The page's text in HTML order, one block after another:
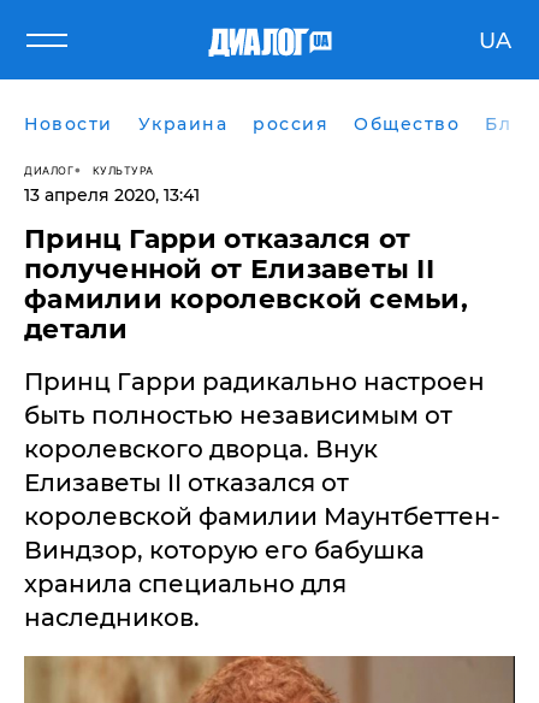
UA
Новости Украина россия Общество
ДИАЛОГ КУЛЬТУРА
13 апреля 2020, 13:41
Принц Гарри отказался от
полученной от Елизаветы II
фамилии королевской семьи,
детали
Принц Гарри радикально настроен
быть полностью независимым от
королевского дворца. Внук
Елизаветы II отказался от
королевской фамилии Маунтбеттен-
Виндзор, которую его бабушка
хранила специально для
наследников.